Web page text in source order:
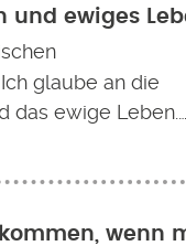
und ewiges
glaube an die
ewige Leben.…
wenn